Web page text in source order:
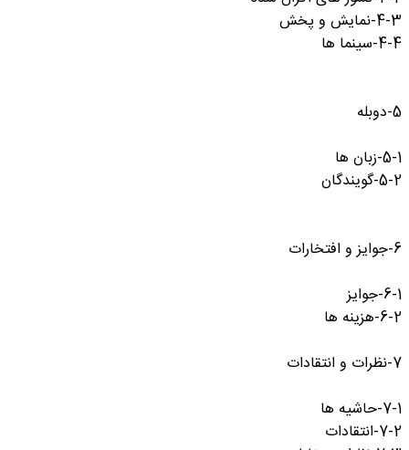
4-3-نمایش و پخش
4-4-سینما ها
5-دوبله
5-1-زبان ها
5-2-گویندگان
6-جوایز و افتخارات
6-1-جوایز
6-2-هزینه ها
7-نظرات و انتقادات
7-1-حاشیه ها
7-2-انتقادات